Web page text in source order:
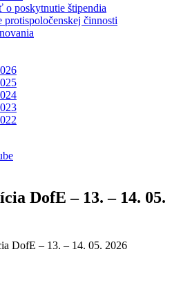
o poskytnutie štipendia
protispoločenskej činnosti
DofE – 13. – 14. 05.
DofE – 13. – 14. 05. 2026